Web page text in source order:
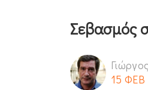
Σεβασμός
15 ΦΕΒ